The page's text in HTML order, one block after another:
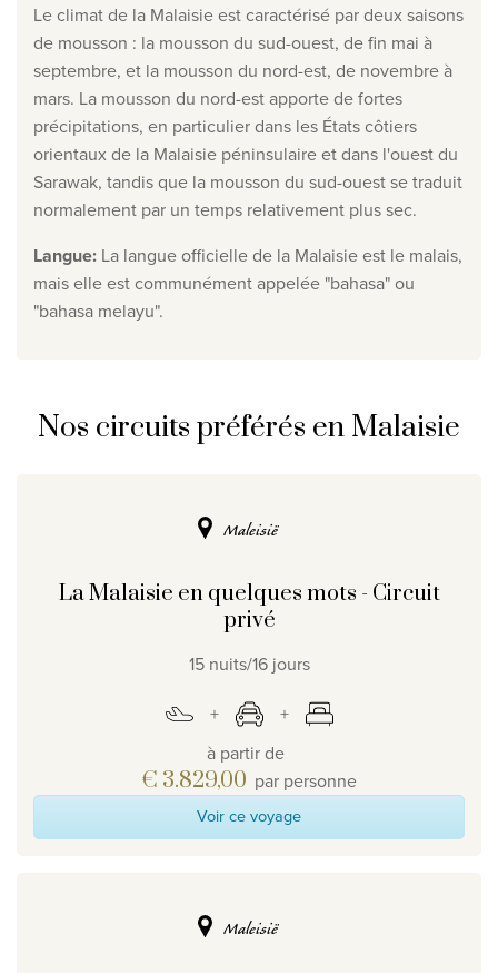
Le climat de la Malaisie est caractérisé par deux saisons
de mousson : la mousson du sud-ouest, de fin mai à
septembre, et la mousson du nord-est, de novembre à
mars. La mousson du nord-est apporte de fortes
précipitations, en particulier dans les États côtiers
orientaux de la Malaisie péninsulaire et dans l'ouest du
Sarawak, tandis que la mousson du sud-ouest se traduit
normalement par un temps relativement plus sec.
Langue: La langue officielle de la Malaisie est le malais,
mais elle est communément appelée "bahasa" ou
"bahasa melayu".
Nos circuits préférés en Malaisie
Maleisië
La Malaisie en quelques mots - Circuit
privé
15 nuits/16 jours
à partir de
€ 3.829,00 par personne
Voir ce voyage
Maleisië